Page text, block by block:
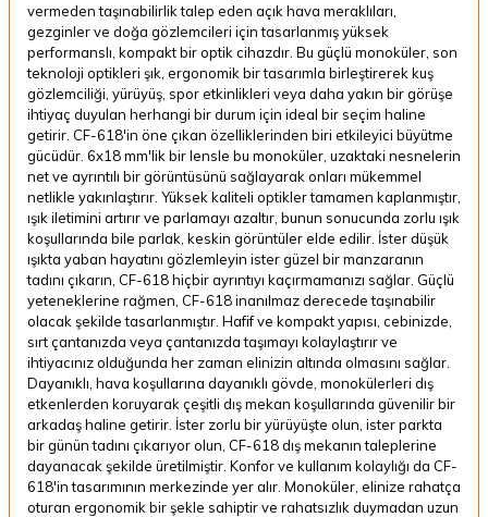
vermeden taşınabilirlik talep eden açık hava meraklıları,
gezginler ve doğa gözlemcileri için tasarlanmış yüksek
performanslı, kompakt bir optik cihazdır. Bu güçlü monoküler, son
teknoloji optikleri şık, ergonomik bir tasarımla birleştirerek kuş
gözlemciliği, yürüyüş, spor etkinlikleri veya daha yakın bir görüşe
ihtiyaç duyulan herhangi bir durum için ideal bir seçim haline
getirir. CF-618'in öne çıkan özelliklerinden biri etkileyici büyütme
gücüdür. 6x18 mm'lik bir lensle bu monoküler, uzaktaki nesnelerin
net ve ayrıntılı bir görüntüsünü sağlayarak onları mükemmel
netlikle yakınlaştırır. Yüksek kaliteli optikler tamamen kaplanmıştır,
ışık iletimini artırır ve parlamayı azaltır, bunun sonucunda zorlu ışık
koşullarında bile parlak, keskin görüntüler elde edilir. İster düşük
ışıkta yaban hayatını gözlemleyin ister güzel bir manzaranın
tadını çıkarın, CF-618 hiçbir ayrıntıyı kaçırmamanızı sağlar. Güçlü
yeteneklerine rağmen, CF-618 inanılmaz derecede taşınabilir
olacak şekilde tasarlanmıştır. Hafif ve kompakt yapısı, cebinizde,
sırt çantanızda veya çantanızda taşımayı kolaylaştırır ve
ihtiyacınız olduğunda her zaman elinizin altında olmasını sağlar.
Dayanıklı, hava koşullarına dayanıklı gövde, monokülerleri dış
etkenlerden koruyarak çeşitli dış mekan koşullarında güvenilir bir
arkadaş haline getirir. İster zorlu bir yürüyüşte olun, ister parkta
bir günün tadını çıkarıyor olun, CF-618 dış mekanın taleplerine
dayanacak şekilde üretilmiştir. Konfor ve kullanım kolaylığı da CF-
618'in tasarımının merkezinde yer alır. Monoküler, elinize rahatça
oturan ergonomik bir şekle sahiptir ve rahatsızlık duymadan uzun